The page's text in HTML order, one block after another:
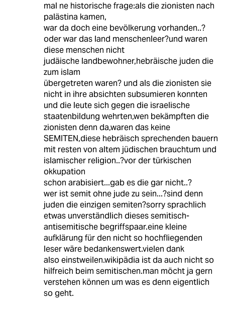
mal ne historische frage:als die zionisten nach
palästina kamen,
war da doch eine bevölkerung vorhanden..?
oder war das land menschenleer?und waren
diese menschen nicht
judäische landbewohner,hebräische juden die
zum islam
übergetreten waren? und als die zionisten sie
nicht in ihre absichten subsumieren konnten
und die leute sich gegen die israelische
staatenbildung wehrten,wen bekämpften die
zionisten denn da,waren das keine
SEMITEN,diese hebräisch sprechenden bauern
mit resten von altem jüdischen brauchtum und
islamischer religion..?vor der türkischen
okkupation
schon arabisiert...gab es die gar nicht..?
wer ist semit ohne jude zu sein...?sind denn
juden die einzigen semiten?sorry sprachlich
etwas unverständlich dieses semitisch-
antisemitische begriffspaar.eine kleine
aufklärung für den nicht so hochfliegenden
leser wäre bedankenswert.vielen dank
also einstweilen.wikipädia ist da auch nicht so
hilfreich beim semitischen.man möcht ja gern
verstehen können um was es denn eigentlich
so geht.